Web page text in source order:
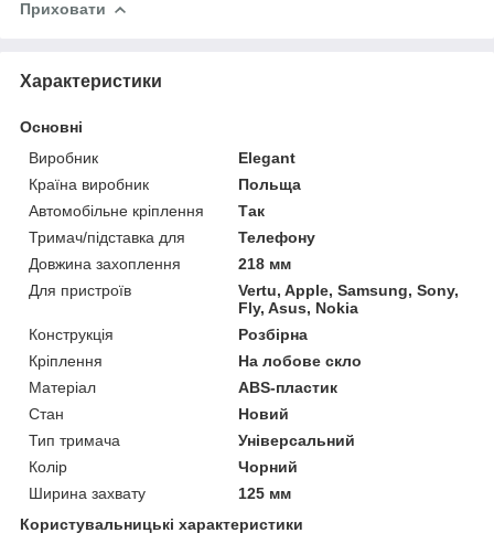
Приховати
Характеристики
Основні
Виробник
Elegant
Країна виробник
Польща
Автомобільне кріплення
Так
Тримач/підставка для
Телефону
Довжина захоплення
218 мм
Для пристроїв
Vertu, Apple, Samsung, Sony,
Fly, Asus, Nokia
Конструкція
Розбірна
Кріплення
На лобове скло
Матеріал
ABS-пластик
Стан
Новий
Тип тримача
Універсальний
Колір
Чорний
Ширина захвату
125 мм
Користувальницькі характеристики